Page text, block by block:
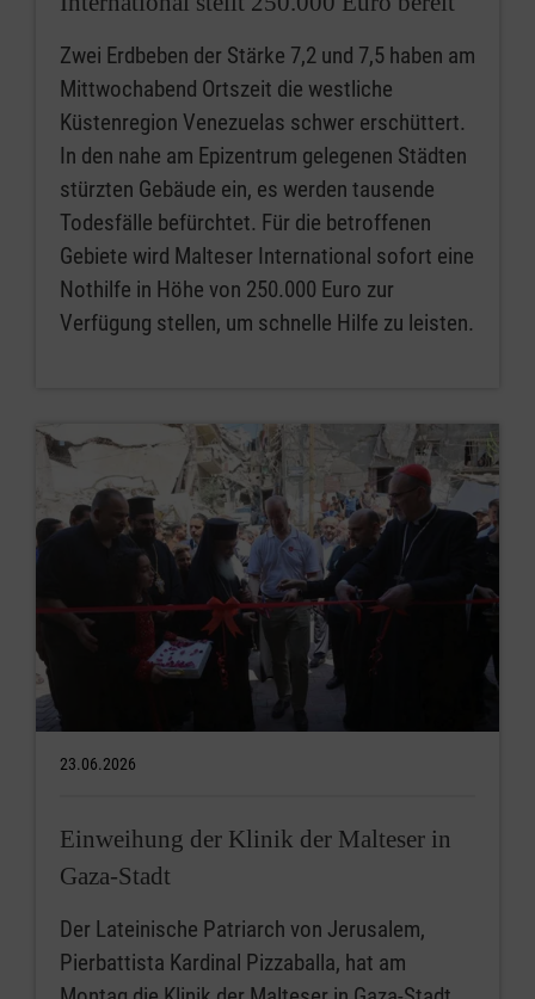
Zwei Erdbeben der Stärke 7,2 und 7,5 haben am
Mittwochabend Ortszeit die westliche
Küstenregion Venezuelas schwer erschüttert.
In den nahe am Epizentrum gelegenen Städten
stürzten Gebäude ein, es werden tausende
Todesfälle befürchtet. Für die betroffenen
Gebiete wird Malteser International sofort eine
Nothilfe in Höhe von 250.000 Euro zur
Verfügung stellen, um schnelle Hilfe zu leisten.
23.06.2026
Einweihung der Klinik der Malteser in
Gaza-Stadt
Der Lateinische Patriarch von Jerusalem,
Pierbattista Kardinal Pizzaballa, hat am